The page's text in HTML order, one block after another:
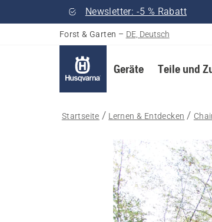
Newsletter: -5 % Rabatt
Forst & Garten – DE, Deutsch
Geräte Teile und
Startseite Lernen & Entdecken